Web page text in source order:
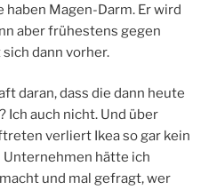
haben Magen-Darm. Er wird
aber frühestens gegen
dann vorher.
daran, dass die dann heute
Ich auch nicht. Und über
verliert Ikea so gar kein
Unternehmen hätte ich
und mal gefragt, wer